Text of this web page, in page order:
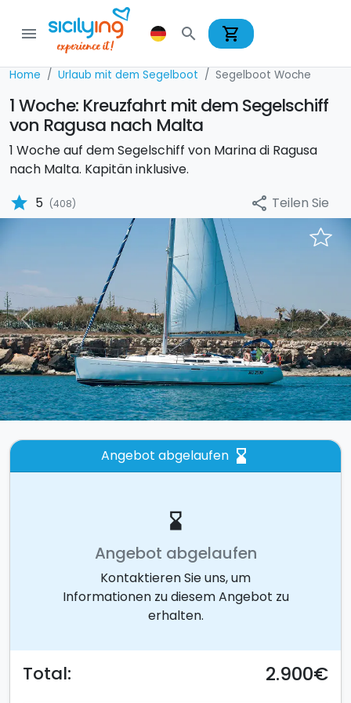
menu search shopping_cart
Home Urlaub mit dem Segelboot Segelboot Woche
1 Woche: Kreuzfahrt mit dem Segelschiff
von Ragusa nach Malta
1 Woche auf dem Segelschiff von Marina di Ragusa
nach Malta. Kapitän inklusive.
star 5 (408) share Teilen Sie
Previous Next
Angebot abgelaufen hourglass_bottom
hourglass_bottom
Angebot abgelaufen
Kontaktieren Sie uns, um
Informationen zu diesem Angebot zu
erhalten.
Total: 2.900€